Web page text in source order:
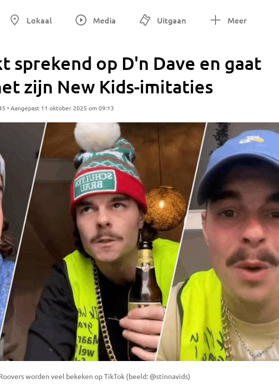
Lokaal Media Uitgaan Meer
sprekend op D'n Dave en gaat
zijn New Kids-imitaties
• Aangepast 11 oktober 2025 om 09:13
worden veel bekeken op TikTok (beeld: @stinnavids)